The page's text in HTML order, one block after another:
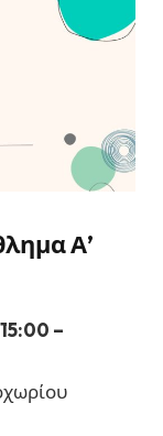
Α’
–